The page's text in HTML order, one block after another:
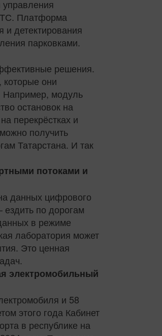
Платформа
детектирования
парковками.
решения.
они
Например, модуль
остановок на
перекрёстках и
получить
Татарстана. И так
потоками и
данных цифрового
по дорогам
в режиме
лаборатория может
Это ценная
электромобильный
и 58
этого года Кабинет
в республике на